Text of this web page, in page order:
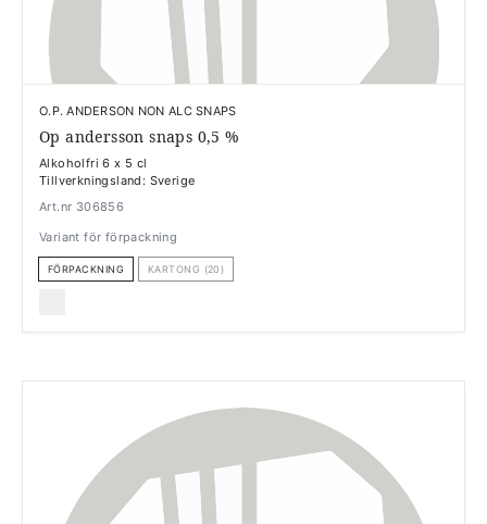
O.P. ANDERSON NON ALC SNAPS
Op andersson snaps 0,5 %
Alkoholfri 6 x 5 cl
Tillverkningsland: Sverige
Art.nr 306856
Variant för förpackning
FÖRPACKNING KARTONG (20)